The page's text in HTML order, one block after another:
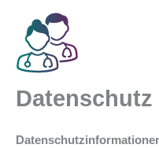
springen
Datenschutz